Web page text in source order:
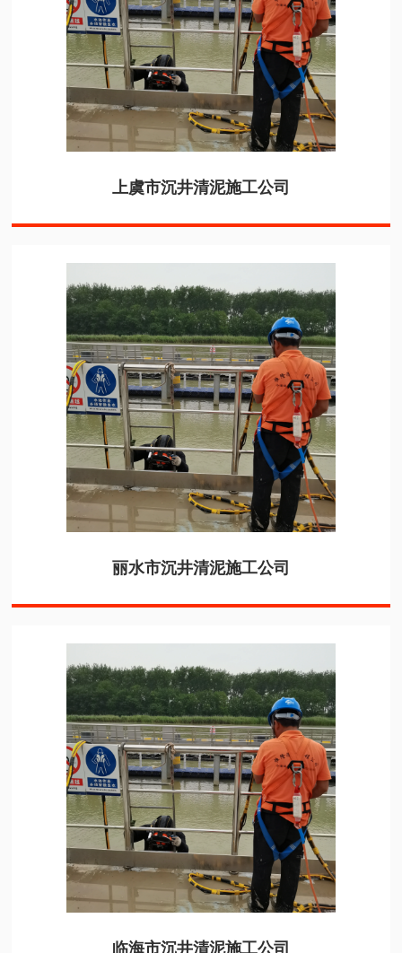
上虞市沉井清泥施工公司
丽水市沉井清泥施工公司
临海市沉井清泥施工公司